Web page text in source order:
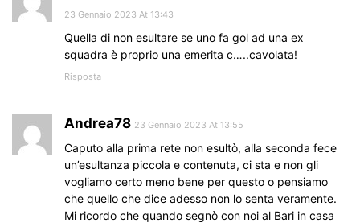
23 Gennaio 2023 At 13:43
Quella di non esultare se uno fa gol ad una ex
squadra è proprio una emerita c…..cavolata!
Risposta
Andrea78 23 Gennaio 2023 At 13:55
Caputo alla prima rete non esultò, alla seconda fece
un’esultanza piccola e contenuta, ci sta e non gli
vogliamo certo meno bene per questo o pensiamo
che quello che dice adesso non lo senta veramente.
Mi ricordo che quando segnò con noi al Bari in casa